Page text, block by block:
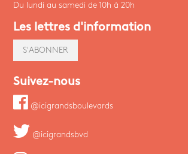
Du lundi au samedi de 10h à 20h
Les lettres d'information
S'ABONNER
Suivez-nous
@icigrandsboulevards
@icigrandsbvd